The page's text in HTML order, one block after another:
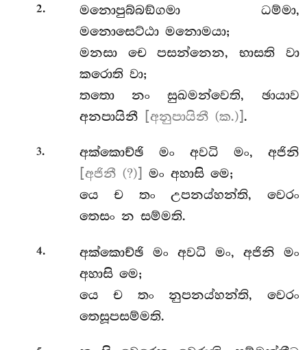
2.
මනොපුබ්බඞ්ගමා ධම්මා,
මනොසෙට්ඨා මනොමයා;
මනසා චෙ පසන්නෙන, භාසති වා
කරොති වා;
තතො නං සුඛමන්වෙති, ඡායාව
අනපායිනී
[අනුපායිනී (ක.)] .
3. අක්කොච්ඡි මං අවධි මං, අජිනි
[අජිනී (?)]
මං අහාසි මෙ;
යෙ ච තං උපනය්හන්ති, වෙරං
තෙසං න සම්මති.
4.
අක්කොච්ඡි මං අවධි මං, අජිනි මං
අහාසි මෙ;
යෙ ච තං නුපනය්හන්ති, වෙරං
තෙසූපසම්මති.